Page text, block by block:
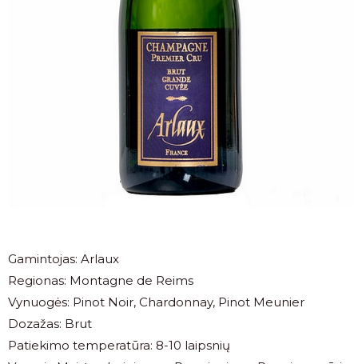
Gamintojas: Arlaux
Regionas: Montagne de Reims
Vynuogės: Pinot Noir, Chardonnay, Pinot Meunier
Dozažas: Brut
Patiekimo temperatūra: 8-10 laipsnių